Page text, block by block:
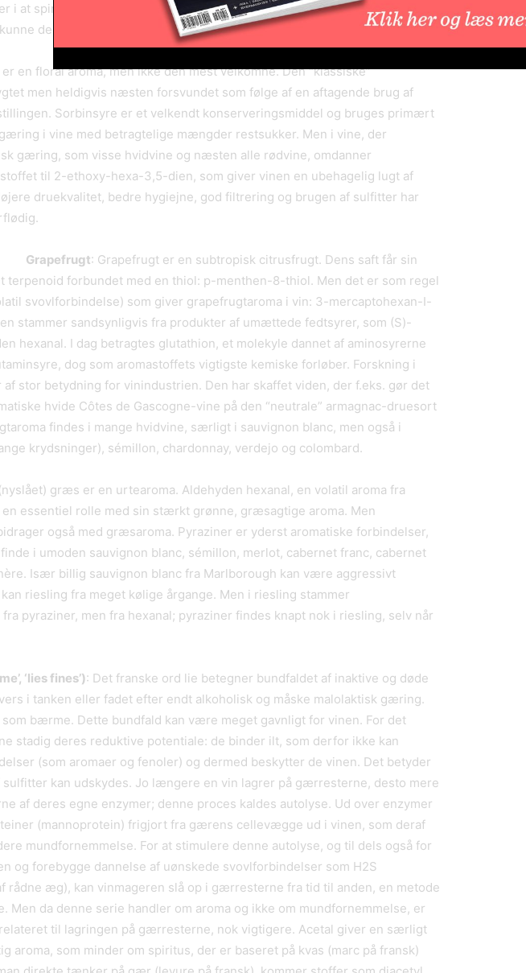
i at spire samme sted, en strategi kaldet allelopati. Og hvis de aromatiske
de så ikke optages af vinstokke i nærheden?
en floral aroma, men ikke den mest velkomne. Den “klassiske”
men heldigvis næsten forsvundet som følge af en aftagende brug af
Sorbinsyre er et velkendt konserveringsmiddel og bruges primært
i vine med betragtelige mængder restsukker. Men i vine, der
gæring, som visse hvidvine og næsten alle rødvine, omdanner
til 2-ethoxy-hexa-3,5-dien, som giver vinen en ubehagelig lugt af
druekvalitet, bedre hygiejne, god filtrering og brugen af sulfitter har
Grapefrugt: Grapefrugt er en subtropisk citrusfrugt. Dens saft får sin
terpenoid forbundet med en thiol: p-menthen-8-thiol. Men det er som regel
svovlforbindelse) som giver grapefrugtaroma i vin: 3-mercaptohexan-I-
stammer sandsynligvis fra produkter af umættede fedtsyrer, som (S)-
hexanal. I dag betragtes glutathion, et molekyle dannet af aminosyrerne
dog som aromastoffets vigtigste kemiske forløber. Forskning i
af stor betydning for vinindustrien. Den har skaffet viden, der f.eks. gør det
hvide Côtes de Gascogne-vine på den “neutrale” armagnac-druesort
findes i mange hvidvine, særligt i sauvignon blanc, men også i
krydsninger), sémillon, chardonnay, verdejo og colombard.
græs er en urtearoma. Aldehyden hexanal, en volatil aroma fra
essentiel rolle med sin stærkt grønne, græsagtige aroma. Men
også med græsaroma. Pyraziner er yderst aromatiske forbindelser,
i umoden sauvignon blanc, sémillon, merlot, cabernet franc, cabernet
Især billig sauvignon blanc fra Marlborough kan være aggressivt
riesling fra meget kølige årgange. Men i riesling stammer
pyraziner, men fra hexanal; pyraziner findes knapt nok i riesling, selv når
, ‘lies fines’): Det franske ord lie betegner bundfaldet af inaktive og døde
i tanken eller fadet efter endt alkoholisk og måske malolaktisk gæring.
som bærme. Dette bundfald kan være meget gavnligt for vinen. For det
stadig deres reduktive potentiale: de binder ilt, som derfor ikke kan
(som aromaer og fenoler) og dermed beskytter de vinen. Det betyder
kan udskydes. Jo længere en vin lagrer på gærresterne, desto mere
af deres egne enzymer; denne proces kaldes autolyse. Ud over enzymer
(mannoprotein) frigjort fra gærens cellevægge ud i vinen, som deraf
mundfornemmelse. For at stimulere denne autolyse, og til dels også for
og forebygge dannelse af uønskede svovlforbindelser som H2S
rådne æg), kan vinmageren slå op i gærresterne fra tid til anden, en metode
Men da denne serie handler om aroma og ikke om mundfornemmelse, er
til lagringen på gærresterne, nok vigtigere. Acetal giver en særligt
aroma, som minder om spiritus, der er baseret på kvas (marc på fransk)